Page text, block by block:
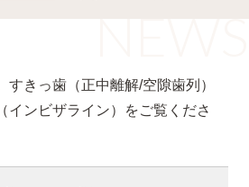
すきっ歯（正中離解/空隙歯列）
インビザライン）をご覧くださ